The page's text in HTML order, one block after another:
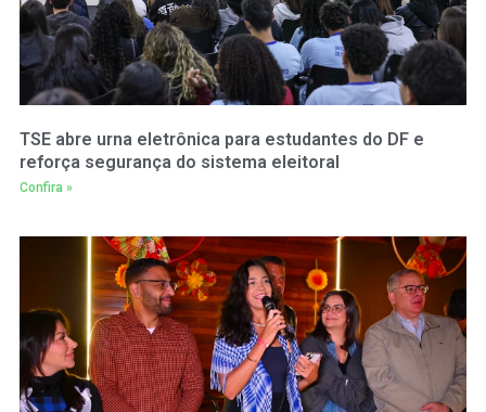
TSE abre urna eletrônica para estudantes do DF e
reforça segurança do sistema eleitoral
Confira »